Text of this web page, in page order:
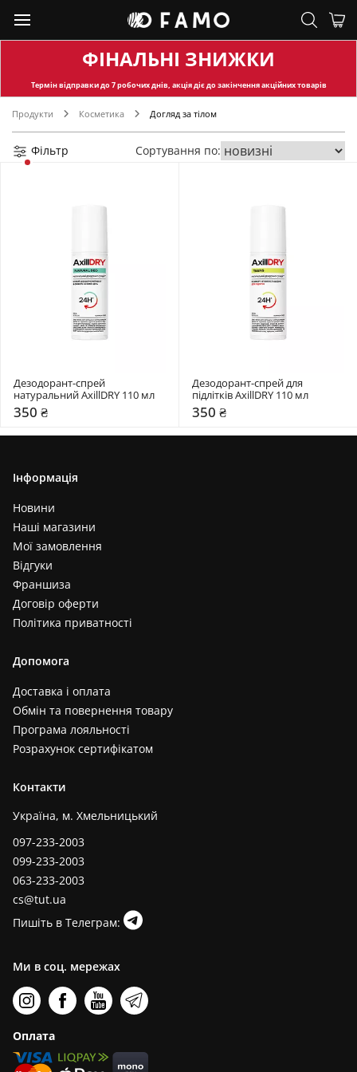
ФІНАЛЬНІ ЗНИЖКИ
Термін відправкидо 7 робочих днів, акція діє до закінчення акційних товарів
Продукти Косметика Догляд за тілом
Фільтр Сортування по:
Дезодорант-спрей
350 ₴
Дезодорант-спрей для
350 ₴
Інформація
Новини
Наші магазини
Мої замовлення
Відгуки
Франшиза
Договір оферти
Політика приватності
Допомога
Доставка і оплата
Обмін та повернення товару
Програма лояльності
Розрахунок сертифікатом
Контакти
Україна, м. Хмельницький
097-233-2003
099-233-2003
063-233-2003
cs@tut.ua
Пишіть в Телеграм:
Ми в соц. мережах
Оплата